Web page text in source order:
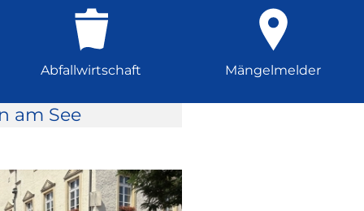
Abfallwirtschaft Mängelmelder
am See